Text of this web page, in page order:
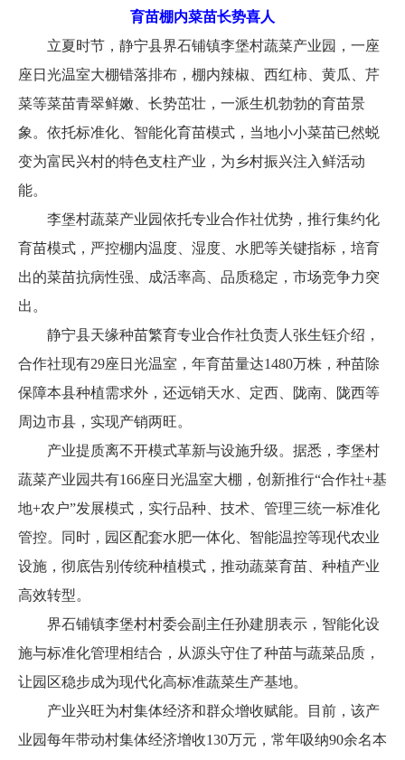
育苗棚内菜苗长势喜人
立夏时节，静宁县界石铺镇李堡村蔬菜产业园，一座
座日光温室大棚错落排布，棚内辣椒、西红柿、黄瓜、芹
菜等菜苗青翠鲜嫩、长势茁壮，一派生机勃勃的育苗景
象。依托标准化、智能化育苗模式，当地小小菜苗已然蜕
变为富民兴村的特色支柱产业，为乡村振兴注入鲜活动
能。
李堡村蔬菜产业园依托专业合作社优势，推行集约化
育苗模式，严控棚内温度、湿度、水肥等关键指标，培育
出的菜苗抗病性强、成活率高、品质稳定，市场竞争力突
出。
静宁县天缘种苗繁育专业合作社负责人张生钰介绍，
合作社现有29座日光温室，年育苗量达1480万株，种苗除
保障本县种植需求外，还远销天水、定西、陇南、陇西等
周边市县，实现产销两旺。
产业提质离不开模式革新与设施升级。据悉，李堡村
蔬菜产业园共有166座日光温室大棚，创新推行“合作社+基
地+农户”发展模式，实行品种、技术、管理三统一标准化
管控。同时，园区配套水肥一体化、智能温控等现代农业
设施，彻底告别传统种植模式，推动蔬菜育苗、种植产业
高效转型。
界石铺镇李堡村村委会副主任孙建朋表示，智能化设
施与标准化管理相结合，从源头守住了种苗与蔬菜品质，
让园区稳步成为现代化高标准蔬菜生产基地。
产业兴旺为村集体经济和群众增收赋能。目前，该产
业园每年带动村集体经济增收130万元，常年吸纳90余名本